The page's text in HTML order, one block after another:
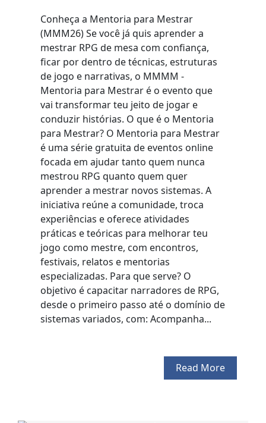
Conheça a Mentoria para Mestrar
(MMM26) Se você já quis aprender a
mestrar RPG de mesa com confiança,
ficar por dentro de técnicas, estruturas
de jogo e narrativas, o MMMM -
Mentoria para Mestrar é o evento que
vai transformar teu jeito de jogar e
conduzir histórias. O que é o Mentoria
para Mestrar? O Mentoria para Mestrar
é uma série gratuita de eventos online
focada em ajudar tanto quem nunca
mestrou RPG quanto quem quer
aprender a mestrar novos sistemas. A
iniciativa reúne a comunidade, troca
experiências e oferece atividades
práticas e teóricas para melhorar teu
jogo como mestre, com encontros,
festivais, relatos e mentorias
especializadas. Para que serve? O
objetivo é capacitar narradores de RPG,
desde o primeiro passo até o domínio de
sistemas variados, com: Acompanha...
Read More